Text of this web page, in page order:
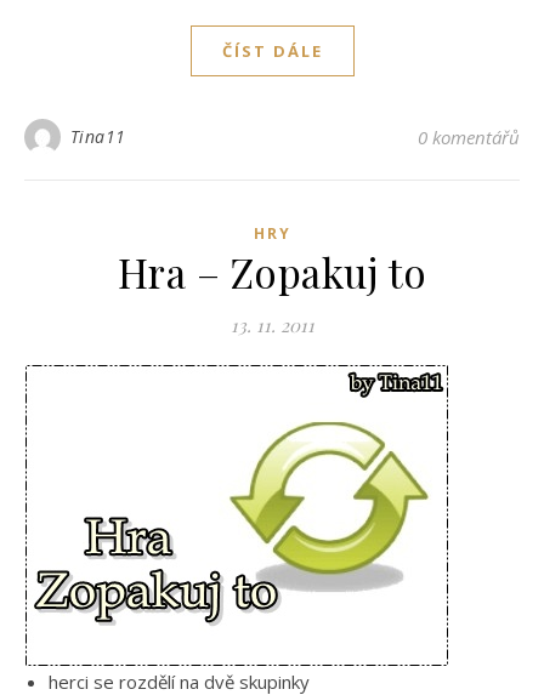
ČÍST DÁLE
Tina11 0 komentářů
HRY
Hra – Zopakuj to
13. 11. 2011
herci se rozdělí na dvě skupinky